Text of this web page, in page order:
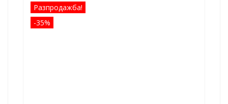
Разпродажба!
-35%